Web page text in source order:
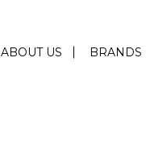
ABOUT US BRANDS